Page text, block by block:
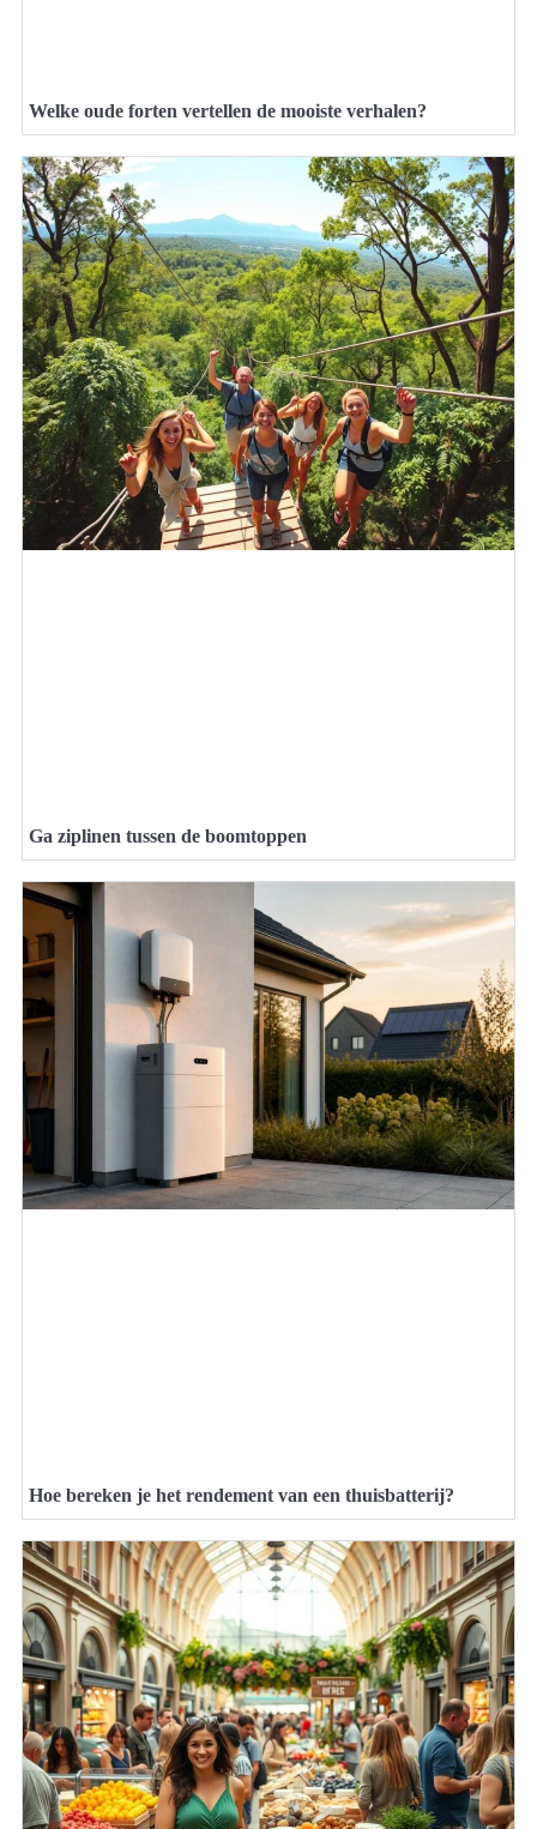
Welke oude forten vertellen de mooiste verhalen?
Ga ziplinen tussen de boomtoppen
Hoe bereken je het rendement van een thuisbatterij?